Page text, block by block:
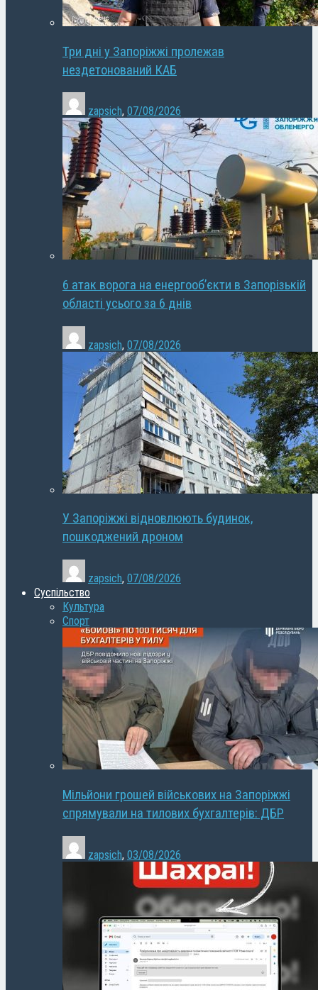
Три дні у Запоріжжі пролежав
нездетонований КАБ
zapsich, 07/08/2026
6 атак ворога на енергооб’єкти в Запорізькій
області усього за 6 днів
zapsich, 07/08/2026
У Запоріжжі відновлюють будинок,
пошкоджений дроном
zapsich, 07/08/2026
Суспільство
Культура
Спорт
Мільйони грошей військових на Запоріжжі
спрямували на тилових бухгалтерів: ДБР
zapsich, 03/08/2026